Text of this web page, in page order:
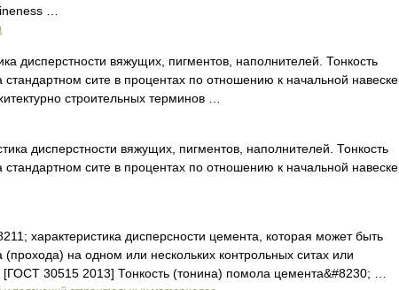
…
дисперстности вяжущих, пигментов, наполнителей. Тонкость
сите в процентах по отношению к начальной навеске
строительных терминов …
дисперстности вяжущих, пигментов, наполнителей. Тонкость
сите в процентах по отношению к начальной навеске
характеристика дисперсности цемента, которая может быть
на одном или нескольких контрольных ситах или
[ГОСТ 30515 2013] Тонкость (тонина) помола цемента&#8230; …